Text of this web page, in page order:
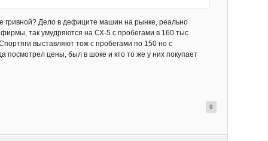
гривной? Дело в дефиците машин на рынке, реально
так умудряются на СХ-5 с пробегами в 160 тыс
выставляют тож с пробегами по 150 но с
посмотрел цены, был в шоке и кто то же у них покупает
0